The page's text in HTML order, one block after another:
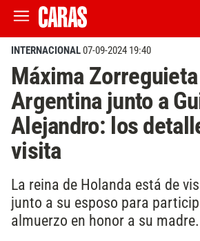
INTERNACIONAL07-09-2024 19:40
Máxima
Argentina junto a
Alejandro: los
visita
La reina de Holanda está de
junto a su esposo para
almuerzo en honor a su madre.